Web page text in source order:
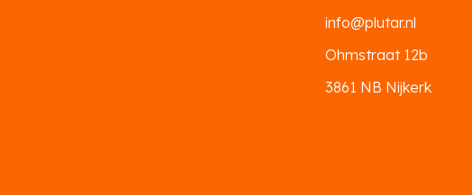
info@plutar.nl
Ohmstraat 12b
3861 NB Nijkerk